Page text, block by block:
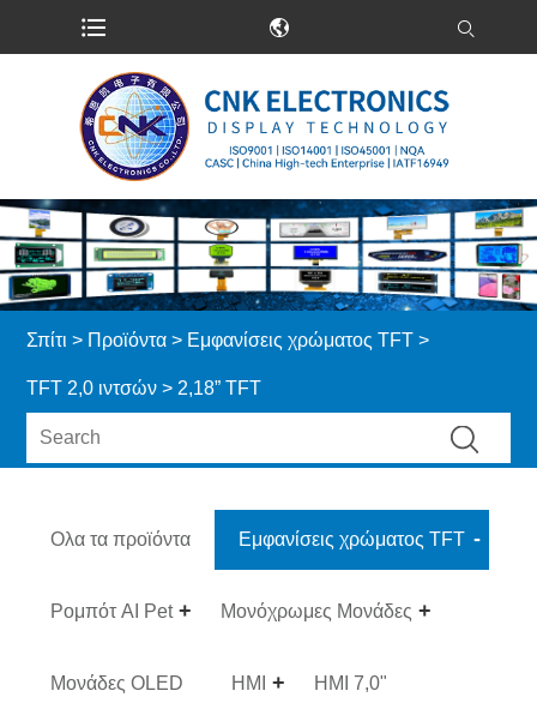
Σπίτι > Προϊόντα > Εμφανίσεις χρώματος TFT >
TFT 2,0 ιντσών > 2,18” TFT
Ολα τα προϊόντα Εμφανίσεις χρώματος TFT
Ρομπότ AI Pet Μονόχρωμες Μονάδες
Μονάδες OLED HMI HMI 7,0"